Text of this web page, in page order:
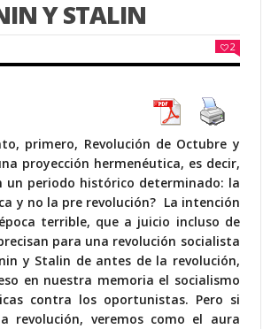
Y STALIN
2
primero, Revolución de Octubre y
proyección hermenéutica, es decir,
un periodo histórico determinado: la
y no la pre revolución? La intención
terrible, que a juicio incluso de
para una revolución socialista
y Stalin de antes de la revolución,
en nuestra memoria el socialismo
contra los oportunistas. Pero si
revolución, veremos como el aura